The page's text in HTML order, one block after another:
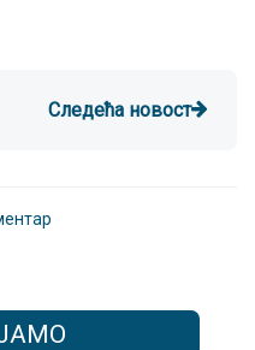
Следећа новост